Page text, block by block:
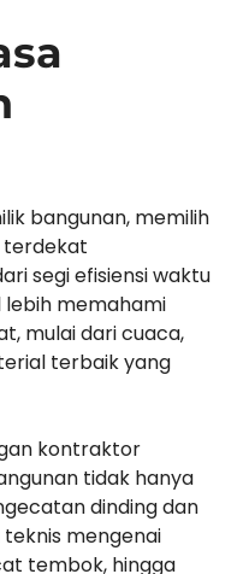
bangunan, memilih
terdekat
segi efisiensi waktu
memahami
mulai dari cuaca,
terbaik yang
kontraktor
tidak hanya
dinding dan
mengenai
tembok, hingga